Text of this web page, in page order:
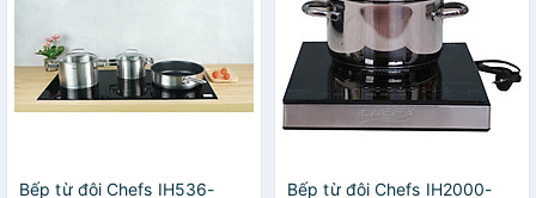
Bếp từ đôi Chefs IH536-
Bếp từ đôi Chefs IH2000-